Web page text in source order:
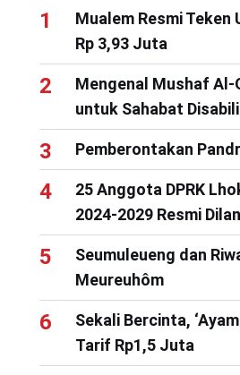
Mualem Resmi Teken
Rp 3,93 Juta
Mengenal Mushaf Al-
untuk Sahabat
Pemberontakan
25 Anggota DPRK
2024-2029 Resmi
Seumuleueng dan
Meureuhôm
Sekali Bercinta,
Tarif Rp1,5 Juta